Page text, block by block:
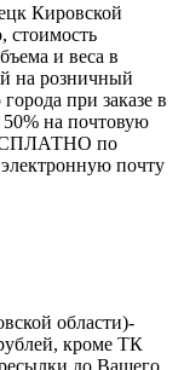
Кировской
стоимость
и веса в
на розничный
при заказе в
50% на почтовую
по
почту
области)-
кроме ТК
до Вашего